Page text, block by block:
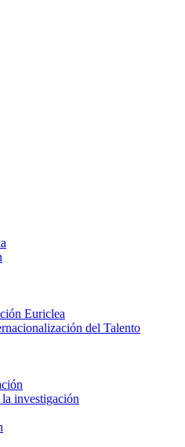
Euriclea
del Talento
investigación